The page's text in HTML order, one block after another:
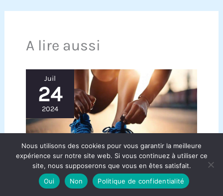
A lire aussi
Juil
24
2024
Nous utilisons des cookies pour vous garantir la meilleure
expérience sur notre site web. Si vous continuez à utiliser ce
site, nous supposerons que vous en êtes satisfait.
Oui
Non Politique de confidentialité